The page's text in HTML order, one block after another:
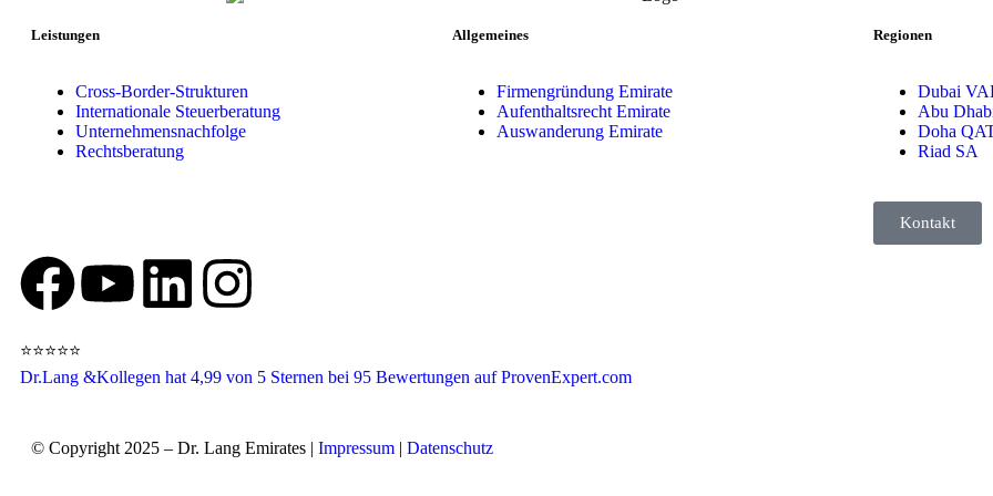
Leistungen
Cross-Border-Strukturen
Internationale Steuerberatung
Unternehmensnachfolge
Rechtsberatung
Allgemeines
Firmengründung Emirate
Aufenthaltsrecht Emirate
Auswanderung Emirate
Regionen
Dubai
Abu
Doha
Riad SA
Kontakt
⭐⭐⭐⭐⭐
Dr.Lang &Kollegen hat 4,99 von 5 Sternen bei 95 Bewertungen auf ProvenExpert.com
© Copyright 2025 – Dr. Lang Emirates | Impressum | Datenschutz